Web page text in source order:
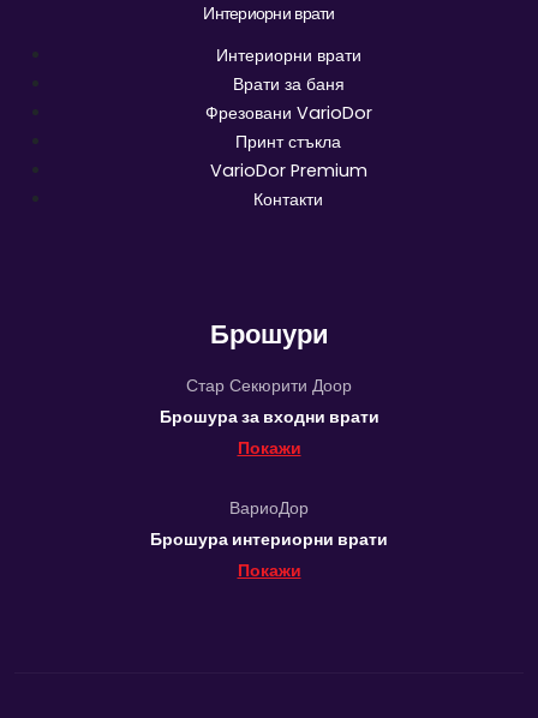
Интериорни врати
Интериорни врати
Врати за баня
Фрезовани VarioDor
Принт стъкла
VarioDor Premium
Контакти
Брошури
Стар Секюрити Доор
Брошура за входни врати
Покажи
ВариоДор
Брошура интериорни врати
Покажи